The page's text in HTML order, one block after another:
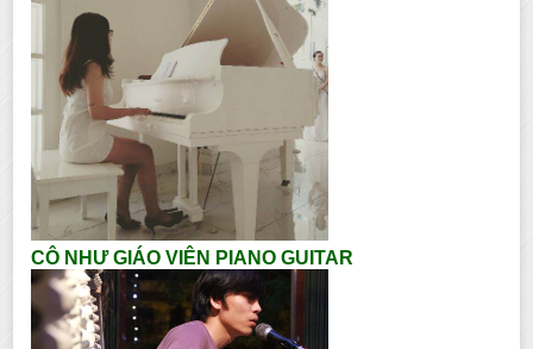
CÔ NHƯ GIÁO VIÊN PIANO GUITAR